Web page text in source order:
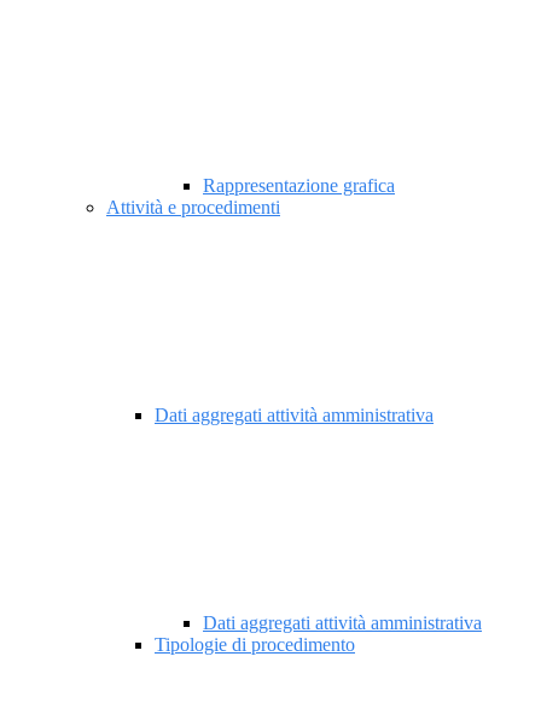
Rappresentazione grafica
Attività e procedimenti
Dati aggregati attività amministrativa
Dati aggregati attività amministrativa
Tipologie di procedimento